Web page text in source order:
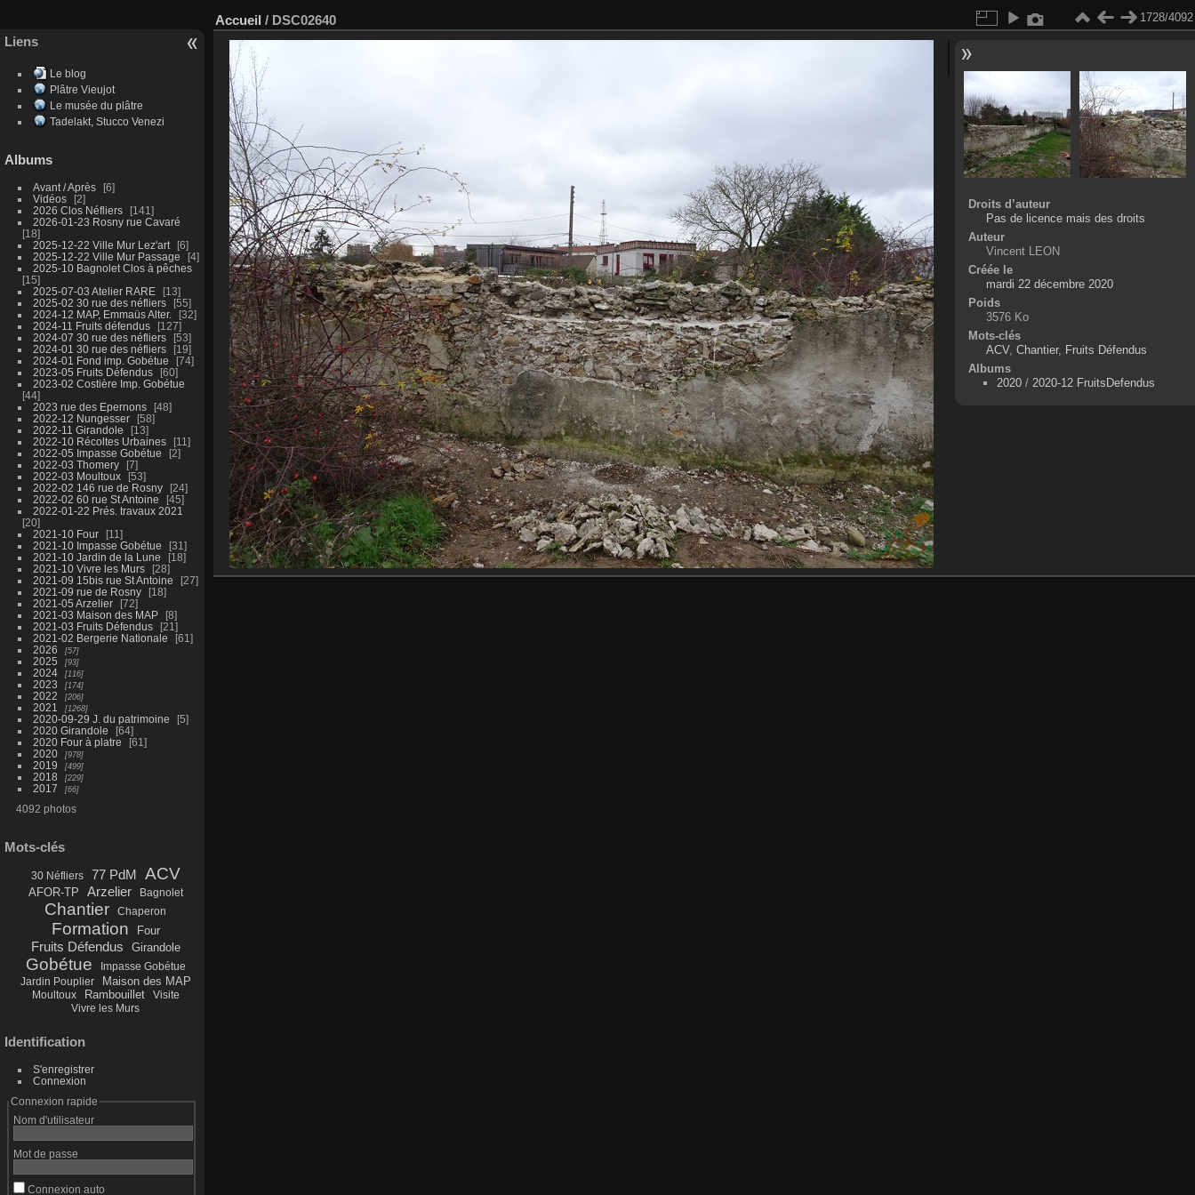
Liens
Le blog
Plâtre Vieujot
Le musée du plâtre
Tadelakt, Stucco Venezi
Albums
Avant / Après
6
Vidéos
2
2026 Clos Néfliers
141
2026-01-23 Rosny rue Cavaré
18
2025-12-22 Ville Mur Lez'art
6
2025-12-22 Ville Mur Passage
4
2025-10 Bagnolet Clos à pêches
15
2025-07-03 Atelier RARE
13
2025-02 30 rue des néfliers
55
2024-12 MAP, Emmaüs Alter.
32
2024-11 Fruits défendus
127
2024-07 30 rue des néfliers
53
2024-01 30 rue des néfliers
19
2024-01 Fond imp. Gobétue
74
2023-05 Fruits Défendus
60
2023-02 Costière Imp. Gobétue
44
2023 rue des Epernons
48
2022-12 Nungesser
58
2022-11 Girandole
13
2022-10 Récoltes Urbaines
11
2022-05 Impasse Gobétue
2
2022-03 Thomery
7
2022-03 Moultoux
53
2022-02 146 rue de Rosny
24
2022-02 60 rue St Antoine
45
2022-01-22 Prés. travaux 2021
20
2021-10 Four
11
2021-10 Impasse Gobétue
31
2021-10 Jardin de la Lune
18
2021-10 Vivre les Murs
28
2021-09 15bis rue St Antoine
27
2021-09 rue de Rosny
18
2021-05 Arzelier
72
2021-03 Maison des MAP
8
2021-03 Fruits Défendus
21
2021-02 Bergerie Nationale
61
2026
57
2025 93
2024 116
2023 174
2022 206
2021 1268
2020-09-29 J. du patrimoine
5
2020 Girandole
64
2020 Four à platre
61
2020
978
2019 499
2018 229
2017 66
4092 photos
Mots-clés
30 Néfliers 77 PdM ACV
AFOR-TP Arzelier Bagnolet
Chantier Chaperon
Formation Four
Fruits Défendus Girandole
Gobétue
Impasse Gobétue
Jardin Pouplier
Maison des MAP
Moultoux Rambouillet
Visite
Vivre les Murs
Identification
S'enregistrer
Connexion
Connexion rapide
Nom d'utilisateur
Mot de passe
Connexion auto
Accueil / DSC02640 1728/4092
Droits d’auteur
Pas de licence mais des droits
Auteur
Vincent LEON
Créée le
mardi 22 décembre 2020
Poids
3576 Ko
Mots-clés
ACV, Chantier, Fruits Défendus
Albums
2020 /2020-12 FruitsDefendus